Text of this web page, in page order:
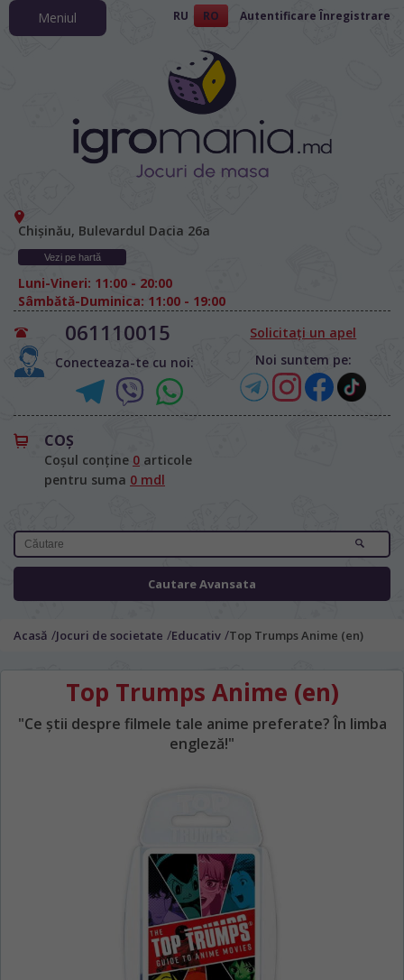
RU RO Autentificare Înregistrare
Chișinău, Bulevardul Dacia 26а
Vezi pe hartă
Luni-Vineri: 11:00 - 20:00
Sâmbătă-Duminica: 11:00 - 19:00
061110015
Conecteaza-te cu noi:
Solicitați un apel
Noi suntem pe:
COŞ
Coșul conține 0 articole
pentru suma 0 mdl
Cautare Avansata
Meniul
Acasă /Jocuri de societate /Educativ /Top Trumps Anime (en)
Top Trumps Anime (en)
"Ce știi despre filmele tale anime preferate? În limba
engleză!"
LIMBA SITE-ULUI / ЯЗЫК САЙТА
Vă vom deranja doar o singură dată, apoi
vă vom salva alegerea limbii.
Беспокоим Вас только один раз, далее
сохраним Ваш выбор языка.
Dacă doriți să schimbați limba site-ului,